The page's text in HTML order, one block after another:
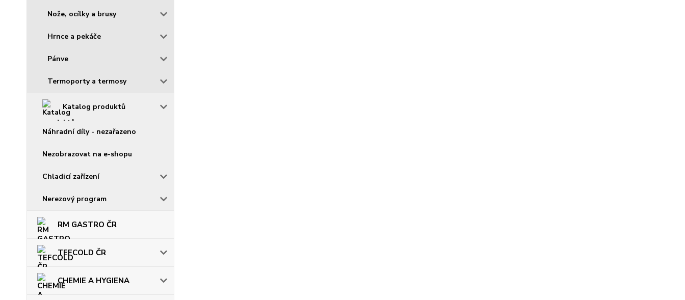
Nože, ocílky a brusy
Hrnce a pekáče
Pánve
Termoporty a termosy
Katalog produktů
Náhradní díly - nezařazeno
Nezobrazovat na e-shopu
Chladicí zařízení
Nerezový program
RM GASTRO ČR
TEFCOLD ČR
CHEMIE A HYGIENA